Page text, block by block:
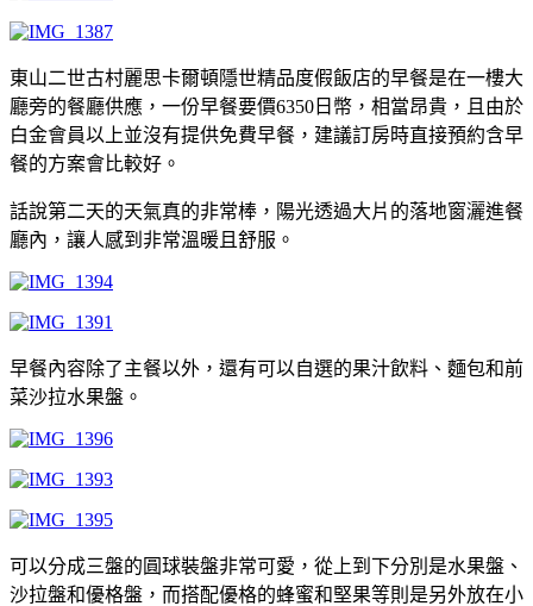
東山二世古村麗思卡爾頓隱世精品度假飯店的早餐是在一樓大
廳旁的餐廳供應，一份早餐要價6350日幣，相當昂貴，且由於
白金會員以上並沒有提供免費早餐，建議訂房時直接預約含早
餐的方案會比較好。
話說第二天的天氣真的非常棒，陽光透過大片的落地窗灑進餐
廳內，讓人感到非常溫暖且舒服。
早餐內容除了主餐以外，還有可以自選的果汁飲料、麵包和前
菜沙拉水果盤。
可以分成三盤的圓球裝盤非常可愛，從上到下分別是水果盤、
沙拉盤和優格盤，而搭配優格的蜂蜜和堅果等則是另外放在小